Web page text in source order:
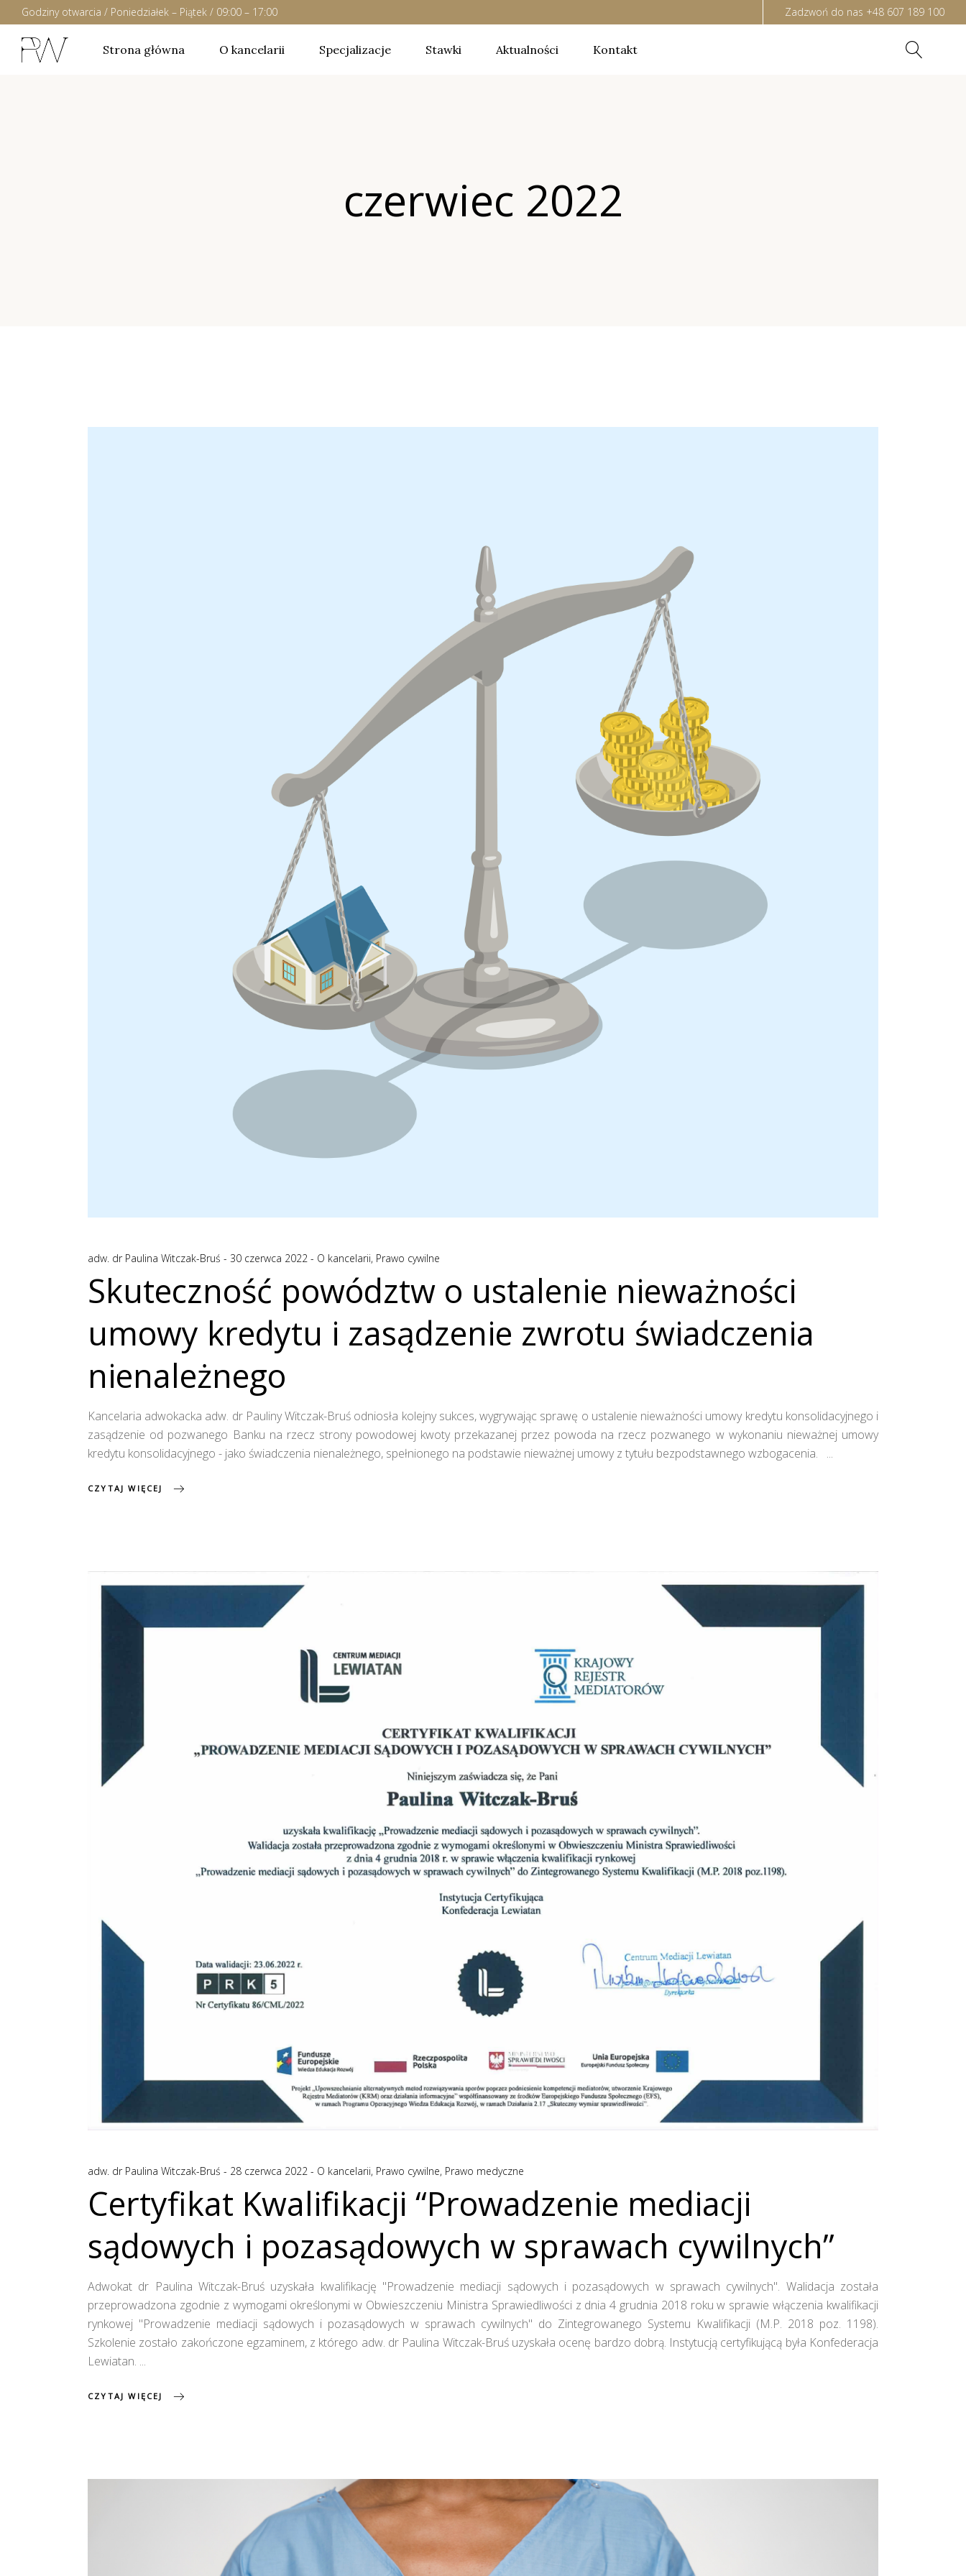
Godziny otwarcia / Poniedziałek – Piątek / 09:00 – 17:00 Zadzwoń do nas +48 607 189 100
Strona główna O kancelarii Specjalizacje Stawki Aktualności Kontakt
czerwiec 2022
adw. dr Paulina Witczak-Bruś 30 czerwca 2022 O kancelarii, Prawo cywilne
Skuteczność powództw o ustalenie nieważności
umowy kredytu i zasądzenie zwrotu świadczenia
nienależnego
Kancelaria adwokacka adw. dr Pauliny Witczak-Bruś odniosła kolejny sukces, wygrywając sprawę o ustalenie nieważności umowy kredytu konsolidacyjnego i
zasądzenie od pozwanego Banku na rzecz strony powodowej kwoty przekazanej przez powoda na rzecz pozwanego w wykonaniu nieważnej umowy
kredytu konsolidacyjnego - jako świadczenia nienależnego, spełnionego na podstawie nieważnej umowy z tytułu bezpodstawnego wzbogacenia.
CZYTAJ WIĘCEJ
adw. dr Paulina Witczak-Bruś 28 czerwca 2022 O kancelarii, Prawo cywilne, Prawo medyczne
Certyfikat Kwalifikacji “Prowadzenie mediacji
sądowych i pozasądowych w sprawach cywilnych”
Adwokat dr Paulina Witczak-Bruś uzyskała kwalifikację "Prowadzenie mediacji sądowych i pozasądowych w sprawach cywilnych". Walidacja została
przeprowadzona zgodnie z wymogami określonymi w Obwieszczeniu Ministra Sprawiedliwości z dnia 4 grudnia 2018 roku w sprawie włączenia kwalifikacji
rynkowej "Prowadzenie mediacji sądowych i pozasądowych w sprawach cywilnych" do Zintegrowanego Systemu Kwalifikacji (M.P. 2018 poz. 1198).
Szkolenie zostało zakończone egzaminem, z którego adw. dr Paulina Witczak-Bruś uzyskała ocenę bardzo dobrą. Instytucją certyfikującą była Konfederacja
Lewiatan.
CZYTAJ WIĘCEJ